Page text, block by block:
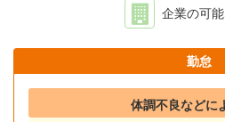
企業の可
勤怠
体調不良などに